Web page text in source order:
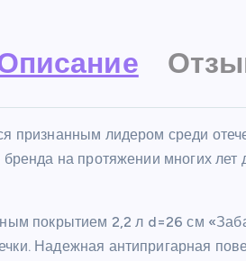
признанным лидером среди
на протяжении многих лет
покрытием 2,2 л d=26 см
Надежная антипригарная